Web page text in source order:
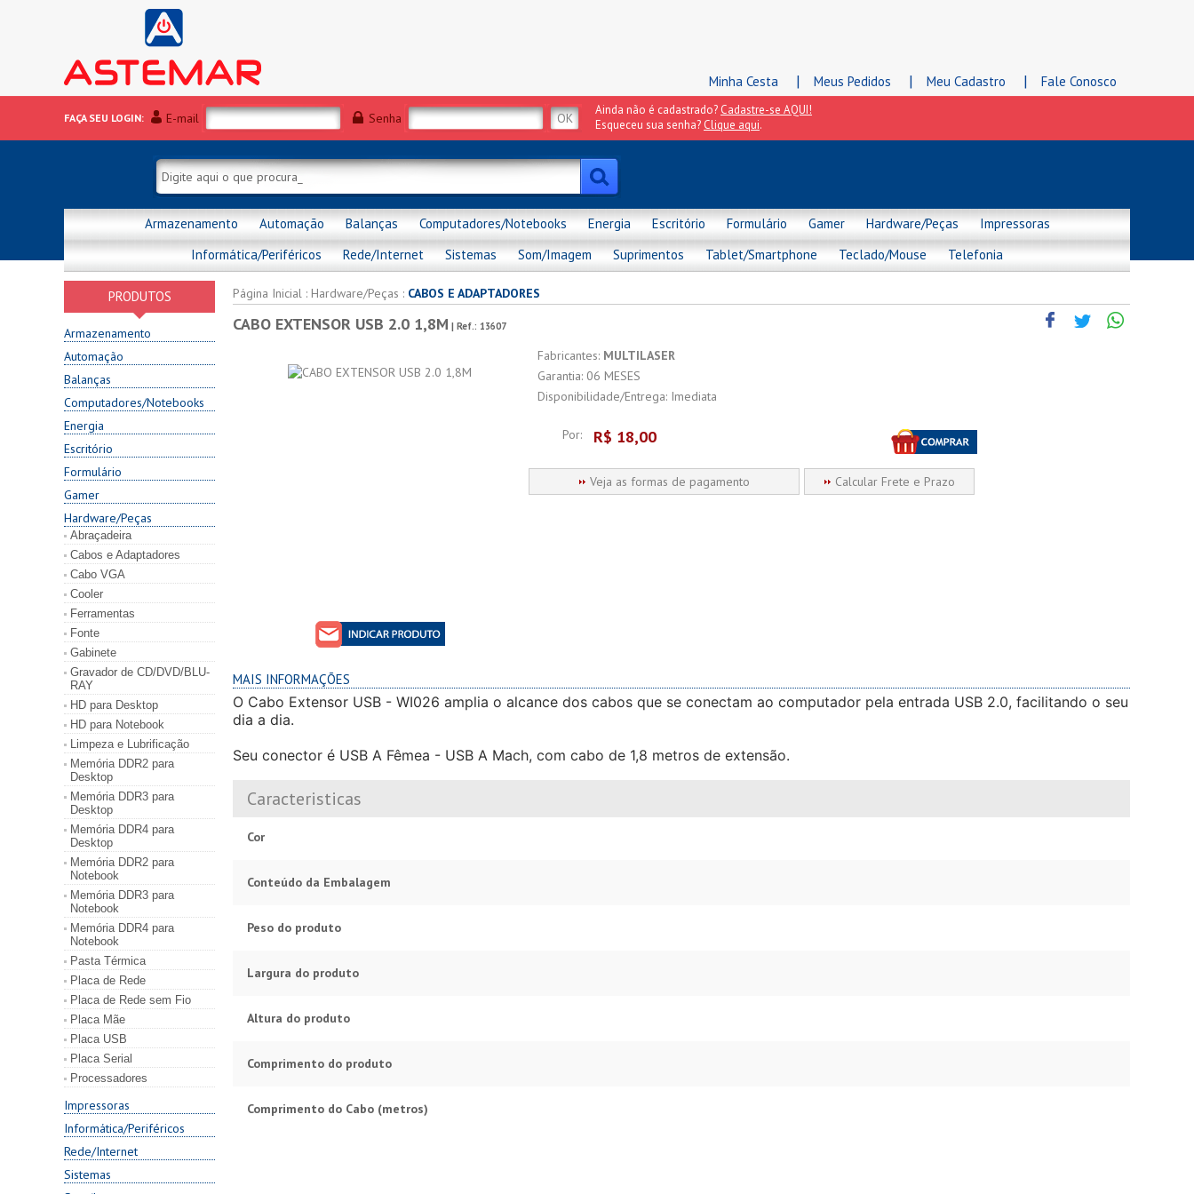
Minha Cesta | Meus Pedidos | Meu Cadastro | Fale Conosco
FAÇA SEU LOGIN: E-mail Senha
Ainda não é cadastrado? Cadastre-se AQUI!
Esqueceu sua senha? Clique aqui.
Armazenamento Automação Balanças Computadores/Notebooks Energia Escritório Formulário Gamer Hardware/Peças
Impressoras
Informática/Periféricos
Rede/Internet Sistemas Som/Imagem Suprimentos Tablet/Smartphone Teclado/Mouse Telefonia
PRODUTOS
Armazenamento
Automação
Balanças
Computadores/Notebooks
Energia
Escritório
Formulário
Gamer
Hardware/Peças
Abraçadeira
Cabos e Adaptadores
Cabo VGA
Cooler
Ferramentas
Fonte
Gabinete
Gravador de CD/DVD/BLU-
RAY
HD para Desktop
HD para Notebook
Limpeza e Lubrificação
Memória DDR2 para
Desktop
Memória DDR3 para
Desktop
Memória DDR4 para
Desktop
Memória DDR2 para
Notebook
Memória DDR3 para
Notebook
Memória DDR4 para
Notebook
Pasta Térmica
Placa de Rede
Placa de Rede sem Fio
Placa Mãe
Placa USB
Placa Serial
Processadores
Impressoras
Informática/Periféricos
Rede/Internet
Sistemas
Página Inicial : Hardware/Peças : CABOS E ADAPTADORES
CABO EXTENSOR USB 2.0 1,8M | Ref.: 13607
Fabricantes: MULTILASER
Garantia: 06 MESES
Disponibilidade/Entrega: Imediata
Por: R$ 18,00
Veja as formas de pagamento Calcular Frete e Prazo
MAIS INFORMAÇÕES
O Cabo Extensor USB - WI026 amplia o alcance dos cabos que se conectam ao computador pela entrada USB 2.0, facilitando o seu
dia a dia.
Seu conector é USB A Fêmea - USB A Mach, com cabo de 1,8 metros de extensão.
Caracteristicas
Cor
Conteúdo da Embalagem
Peso do produto
Largura do produto
Altura do produto
Comprimento do produto
Comprimento do Cabo (metros)